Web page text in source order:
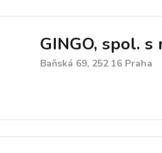
GINGO, spol. s
Baňská 69, 252 16 Praha